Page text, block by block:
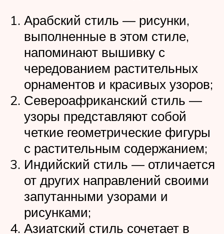
Арабский стиль — рисунки,
выполненные в этом стиле,
напоминают вышивку с
чередованием растительных
орнаментов и красивых узоров;
Североафриканский стиль —
узоры представляют собой
четкие геометрические фигуры
с растительным содержанием;
Индийский стиль — отличается
от других направлений своими
запутанными узорами и
рисунками;
Азиатский стиль сочетает в